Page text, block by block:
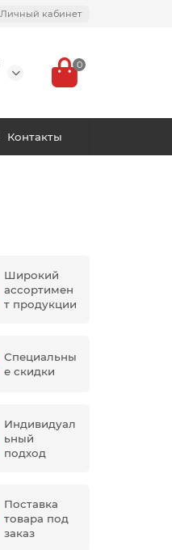
Личный кабинет
0
Контакты
Широкий
ассортимен
т продукции
Специальны
е скидки
Индивидуал
ьный
подход
Поставка
товара под
заказ